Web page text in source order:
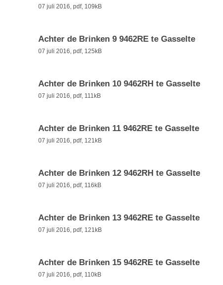
07 juli 2016, pdf, 109kB
Achter de Brinken 9 9462RE te Gasselte
07 juli 2016, pdf, 125kB
Achter de Brinken 10 9462RH te Gasselte
07 juli 2016, pdf, 111kB
Achter de Brinken 11 9462RE te Gasselte
07 juli 2016, pdf, 121kB
Achter de Brinken 12 9462RH te Gasselte
07 juli 2016, pdf, 116kB
Achter de Brinken 13 9462RE te Gasselte
07 juli 2016, pdf, 121kB
Achter de Brinken 15 9462RE te Gasselte
07 juli 2016, pdf, 110kB